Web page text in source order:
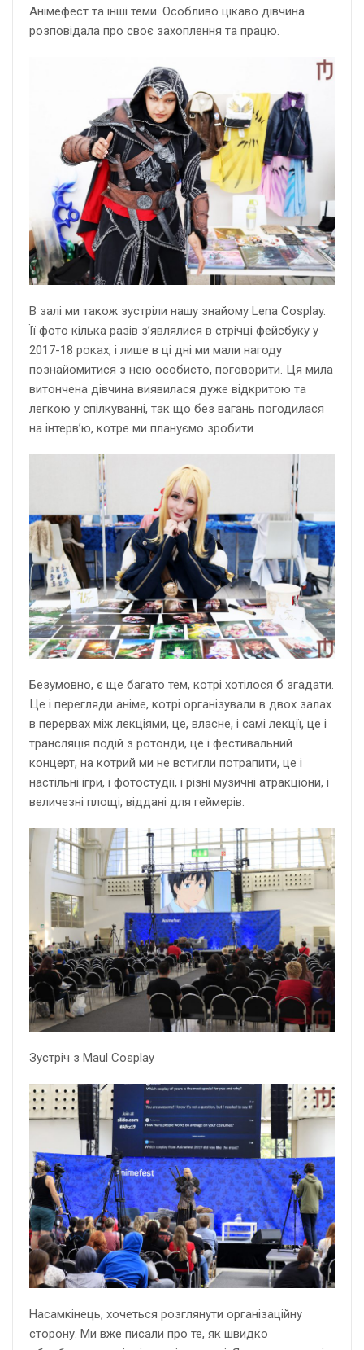
Анімефест та інші теми. Особливо цікаво дівчина
розповідала про своє захоплення та працю.
В залі ми також зустріли нашу знайому Lena Cosplay.
Її фото кілька разів з’являлися в стрічці фейсбуку у
2017-18 роках, і лише в ці дні ми мали нагоду
познайомитися з нею особисто, поговорити. Ця мила
витончена дівчина виявилася дуже відкритою та
легкою у спілкуванні, так що без вагань погодилася
на інтерв’ю, котре ми плануємо зробити.
Безумовно, є ще багато тем, котрі хотілося б згадати.
Це і перегляди аніме, котрі організували в двох залах
в перервах між лекціями, це, власне, і самі лекції, це і
трансляція подій з ротонди, це і фестивальний
концерт, на котрий ми не встигли потрапити, це і
настільні ігри, і фотостудії, і різні музичні атракціони, і
величезні площі, віддані для геймерів.
Зустріч з Maul Cosplay
Насамкінець, хочеться розглянути організаційну
сторону. Ми вже писали про те, як швидко